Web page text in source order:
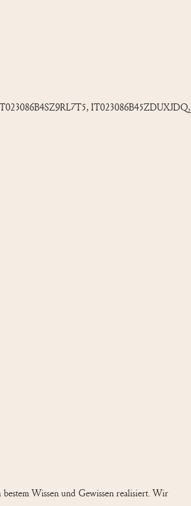
IT023086B45ZDUXJDQ,
Wissen und Gewissen realisiert. Wir